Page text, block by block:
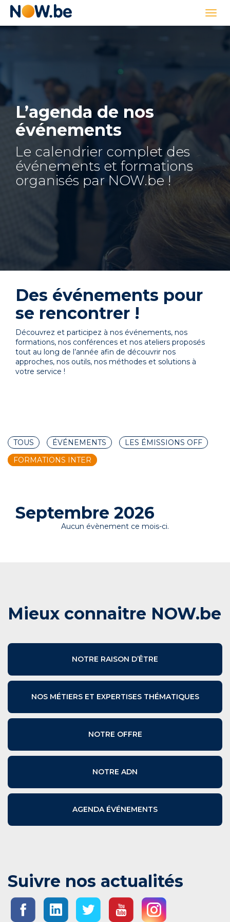
Lien
L’agenda de nos
événements
Le calendrier complet des
événements et formations
organisés par NOW.be !
Des événements pour
se rencontrer !
Découvrez et participez à nos événements, nos
formations, nos conférences et nos ateliers proposés
tout au long de l’année afin de découvrir nos
approches, nos outils, nos méthodes et solutions à
votre service !
TOUS ÉVÉNEMENTS
LES ÉMISSIONS OFF
FORMATIONS INTER
Septembre 2026
Aucun évènement ce mois-ci.
Mieux connaitre NOW.be
NOTRE RAISON D’ÊTRE
NOS MÉTIERS ET EXPERTISES THÉMATIQUES
NOTRE OFFRE
NOTRE ADN
AGENDA ÉVÉNEMENTS
Suivre nos actualités